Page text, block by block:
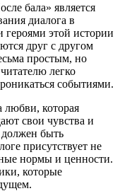
бала» является
диалога в
этой истории
друг с другом
простым, но
легко
событиями.
любви, которая
свои чувства и
быть
присутствует не
нормы и ценности.
которые